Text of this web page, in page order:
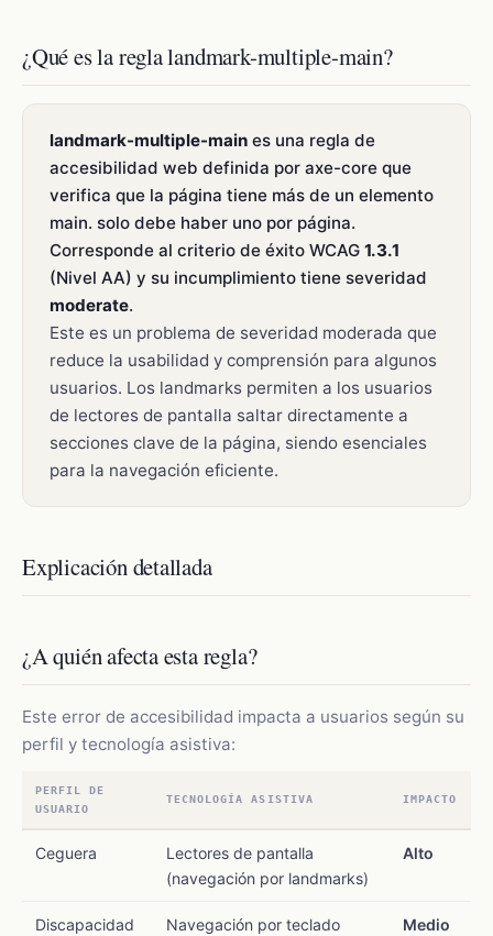
¿Qué es la regla landmark-multiple-main?
landmark-multiple-main es una regla de
accesibilidad web definida por axe-core que
verifica que la página tiene más de un elemento
main. solo debe haber uno por página.
Corresponde al criterio de éxito WCAG 1.3.1
(Nivel AA) y su incumplimiento tiene severidad
moderate.
Este es un problema de severidad moderada que
reduce la usabilidad y comprensión para algunos
usuarios. Los landmarks permiten a los usuarios
de lectores de pantalla saltar directamente a
secciones clave de la página, siendo esenciales
para la navegación eficiente.
Explicación detallada
¿A quién afecta esta regla?
Este error de accesibilidad impacta a usuarios según su
perfil y tecnología asistiva:
PERFIL DE
USUARIO
TECNOLOGÍA ASISTIVA IMPACTO
Ceguera
Lectores de pantalla
(navegación por landmarks)
Alto
Discapacidad
Navegación por teclado Medio